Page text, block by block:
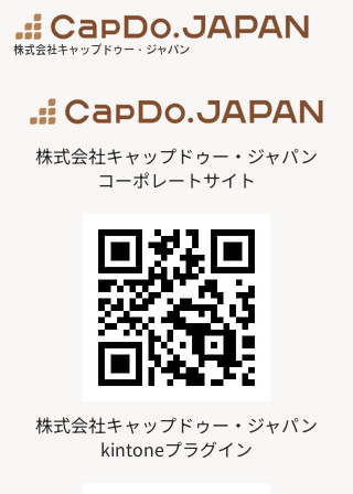
株式会社キャップドゥー・ジャパン
株式会社キャップドゥー・ジャパン
​コーポレートサイト
株式会社キャップドゥー・ジャパン
​kintoneプラグイン